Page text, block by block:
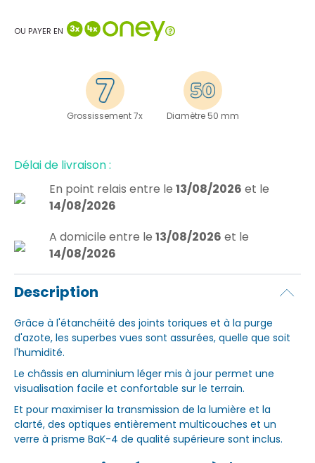
OU PAYER EN
Grossissement 7x Diamètre 50 mm
Délai de livraison :
En point relais entre le 13/08/2026 et le
14/08/2026
A domicile entre le 13/08/2026 et le
14/08/2026
Description
Grâce à l'étanchéité des joints toriques et à la purge
d'azote, les superbes vues sont assurées, quelle que soit
l'humidité.
Le châssis en aluminium léger mis à jour permet une
visualisation facile et confortable sur le terrain.
Et pour maximiser la transmission de la lumière et la
clarté, des optiques entièrement multicouches et un
verre à prisme BaK-4 de qualité supérieure sont inclus.